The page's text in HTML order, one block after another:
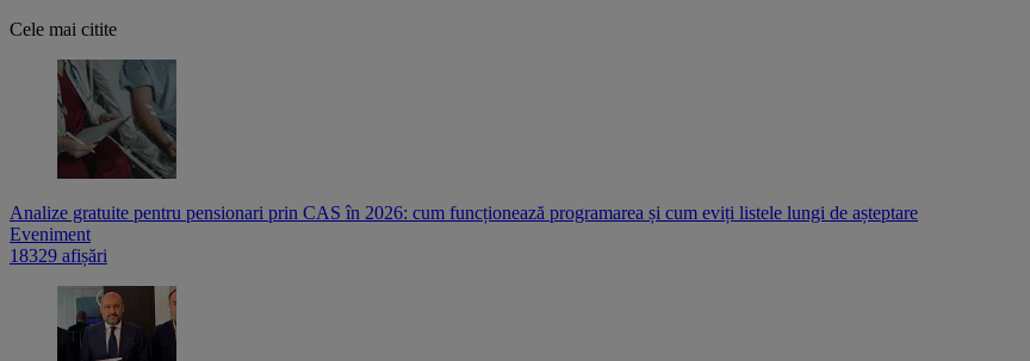
Cele mai citite
Analize gratuite pentru pensionari prin CAS în 2026: cum funcționează programarea și cum eviți listele lungi de așteptare
Eveniment
18329 afișări